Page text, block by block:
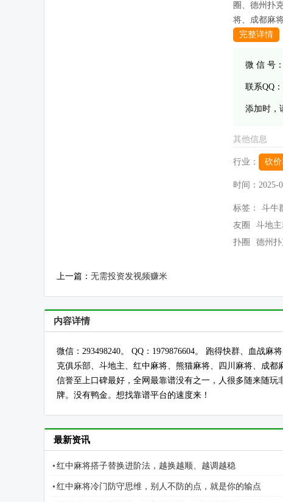
圈、德州扑
将、成都麻
完整详情
微 信 号：
联系QQ：
添加时，
其他信息
行业： 砍
时间： 2025-
标签： 斗牛
友圈
斗地
扑圈
德州
上一篇： 无需投资发视频赚米
内容详情
微信：293498240。 QQ：1979876604。 跑得快群、血战
克俱乐部、斗地主、红中麻将、熊猫麻将、四川麻将、成
信誉至上口碑最好，全网最靠谱没有之一，人很多随来随
牌。没有鸭金。想找靠谱平台的速度来！
最新资讯
红中麻将搭子替换进阶法，越换越顺、越调越稳
红中麻将冷门防守思维，别人不防的点，就是你的输点